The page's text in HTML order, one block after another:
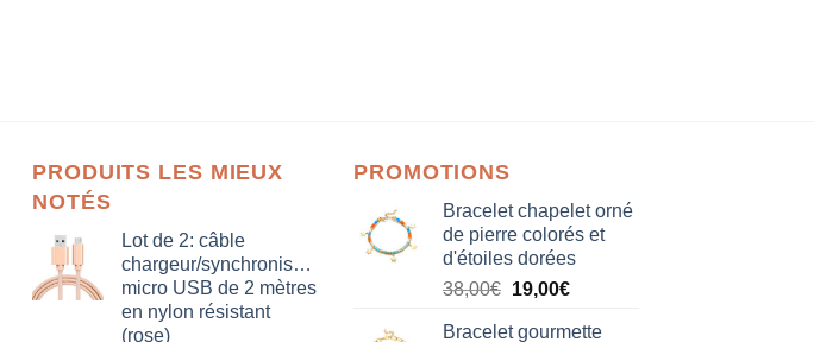
PRODUITS LES MIEUX
NOTÉS
Lot de 2: câble
chargeur/synchronisation
micro USB de 2 mètres
en nylon résistant
(rose)
PROMOTIONS
Bracelet chapelet orné
de pierre colorés et
d'étoiles dorées
38,00€ Le
19,00€Le
Bracelet gourmette